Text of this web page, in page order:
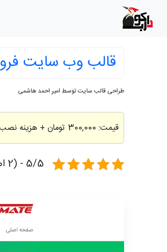
قالب وب سایت
طراحی قالب سایت توسط امیر احمد هاشمی
قیمت: 300,000 تومان + هزینه نصب و
5/5 - (2 امتیاز)